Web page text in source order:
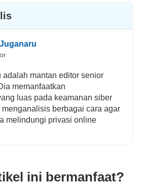
Layanan pelanggan
adalah mantan editor senior
memanfaatkan
luas pada keamanan siber
berbagai cara agar
melindungi privasi online
ini bermanfaat?